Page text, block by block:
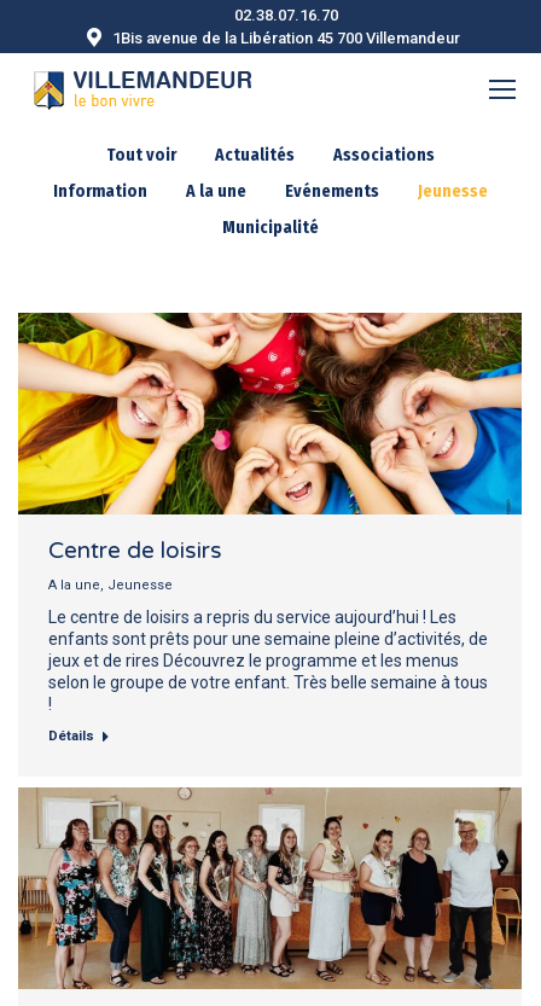
02.38.07.16.70
1Bis avenue de la Libération 45 700 Villemandeur
Tout voir Actualités
Associations
Information
A la une Evénements
Jeunesse
Municipalité
Centre de loisirs
A la une, Jeunesse
Le centre de loisirs a repris du service aujourd’hui ! Les
enfants sont prêts pour une semaine pleine d’activités, de
jeux et de rires Découvrez le programme et les menus
selon le groupe de votre enfant. Très belle semaine à tous
!
Détails